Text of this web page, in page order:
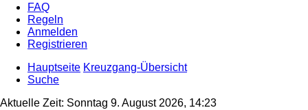
FAQ
Regeln
Anmelden
Registrieren
Hauptseite Kreuzgang-Übersicht
Suche
Aktuelle Zeit: Sonntag 9. August 2026, 14:23